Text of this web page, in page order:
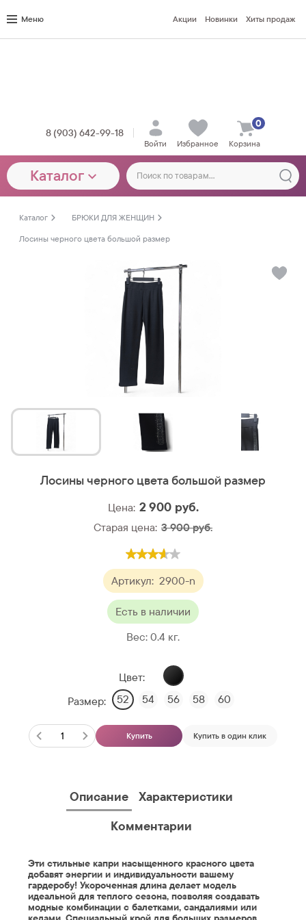
Меню Акции Новинки Хиты продаж
8 (903) 642-99-18
Войти Избранное Корзина
0
Каталог
Каталог
БРЮКИ ДЛЯ ЖЕНЩИН
Лосины черного цвета большой размер
Лосины черного цвета большой размер
Артикул: 2900-n
Есть в наличии
Вес:0.4 кг.
Цена: 2 900 руб.
Старая цена: 3 900 руб.
Цвет:
Размер:
52 54 56 58 60
Купить Купить в один клик
Описание
Характеристики
Комментарии
Эти стильные капри насыщенного красного цвета
добавят энергии и индивидуальности вашему
гардеробу! Укороченная длина делает модель
идеальной для теплого сезона, позволяя создавать
модные комбинации с балетками, сандалиями или